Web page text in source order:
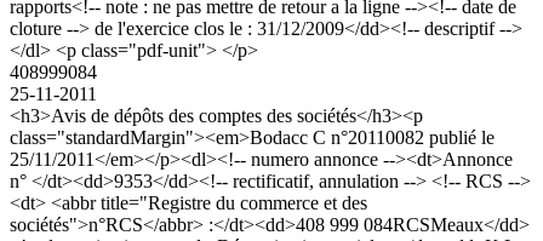
rapports<!-- note : ne pas mettre de retour a la ligne --><!-- date de
cloture --> de l'exercice clos le : 31/12/2009</dd><!-- descriptif -->
</dl> <p class="pdf-unit"> </p>
408999084
25-11-2011
<h3>Avis de dépôts des comptes des sociétés</h3><p
class="standardMargin"><em>Bodacc C n°20110082 publié le
25/11/2011</em></p><dl><!-- numero annonce --><dt>Annonce
n° </dt><dd>9353</dd><!-- rectificatif, annulation --> <!-- RCS -->
<dt> <abbr title="Registre du commerce et des
sociétés">n°RCS</abbr> :</dt><dd>408 999 084RCSMeaux</dd>